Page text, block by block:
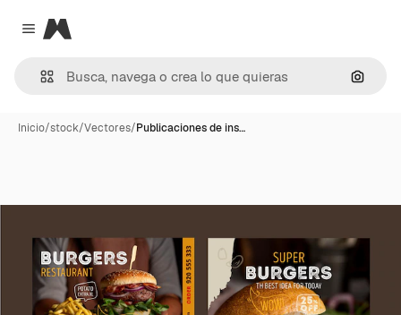
Close menu
Magnific
Inicio/stock/Vectores/Publicaciones de ins…